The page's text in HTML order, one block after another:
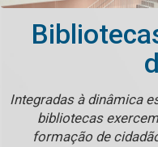
Integradas à dinâmica
bibliotecas
formação de